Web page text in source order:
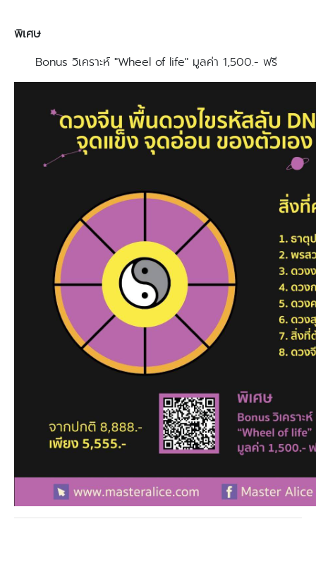
พิเศษ
Bonus วิเคราะห์ "Wheel of life" มูลค่า 1,500.- ฟรี